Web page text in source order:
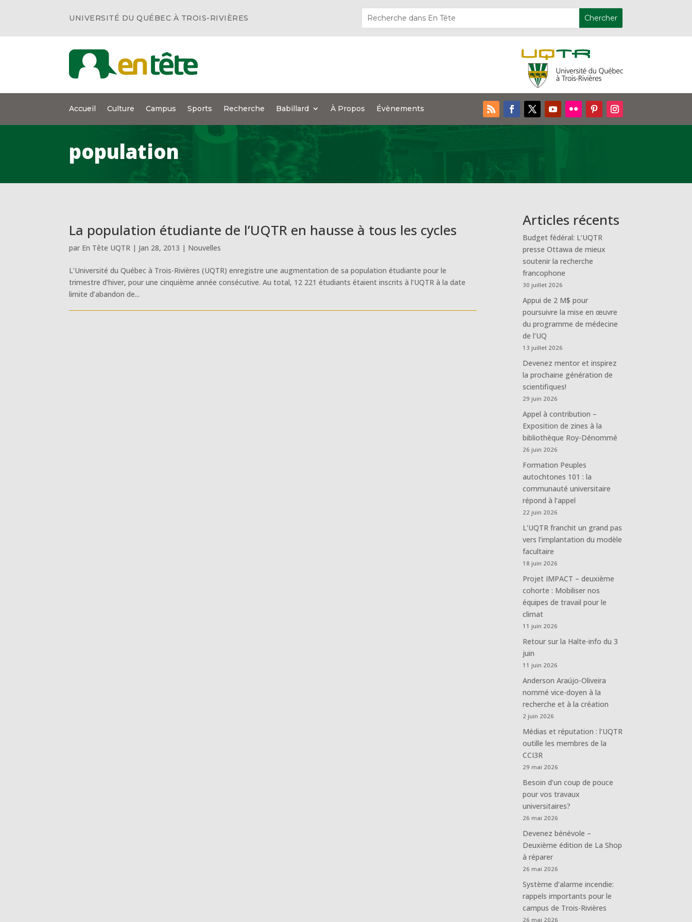
UNIVERSITÉ DU QUÉBEC À TROIS-RIVIÈRES
Accueil Culture Campus Sports Recherche Babillard À Propos Évènements
population
La population étudiante de l’UQTR en hausse à tous les cycles
par En Tête UQTR | Jan 28, 2013 | Nouvelles
L’Université du Québec à Trois-Rivières (UQTR) enregistre une augmentation de sa population étudiante pour le
trimestre d’hiver, pour une cinquième année consécutive. Au total, 12 221 étudiants étaient inscrits à l’UQTR à la date
limite d’abandon de...
Articles récents
Budget fédéral: L’UQTR
presse Ottawa de mieux
soutenir la recherche
francophone
30 juillet 2026
Appui de 2 M$ pour
poursuivre la mise en œuvre
du programme de médecine
de l’UQ
13 juillet 2026
Devenez mentor et inspirez
la prochaine génération de
scientifiques!
29 juin 2026
Appel à contribution –
Exposition de zines à la
bibliothèque Roy-Dénommé
26 juin 2026
Formation Peuples
autochtones 101 : la
communauté universitaire
répond à l’appel
22 juin 2026
L’UQTR franchit un grand pas
vers l’implantation du modèle
facultaire
18 juin 2026
Projet IMPACT – deuxième
cohorte : Mobiliser nos
équipes de travail pour le
climat
11 juin 2026
Retour sur la Halte-info du 3
juin
11 juin 2026
Anderson Araújo-Oliveira
nommé vice-doyen à la
recherche et à la création
2 juin 2026
Médias et réputation : l’UQTR
outille les membres de la
CCI3R
29 mai 2026
Besoin d’un coup de pouce
pour vos travaux
universitaires?
26 mai 2026
Devenez bénévole –
Deuxième édition de La Shop
à réparer
26 mai 2026
Système d’alarme incendie:
rappels importants pour le
campus de Trois-Rivières
26 mai 2026